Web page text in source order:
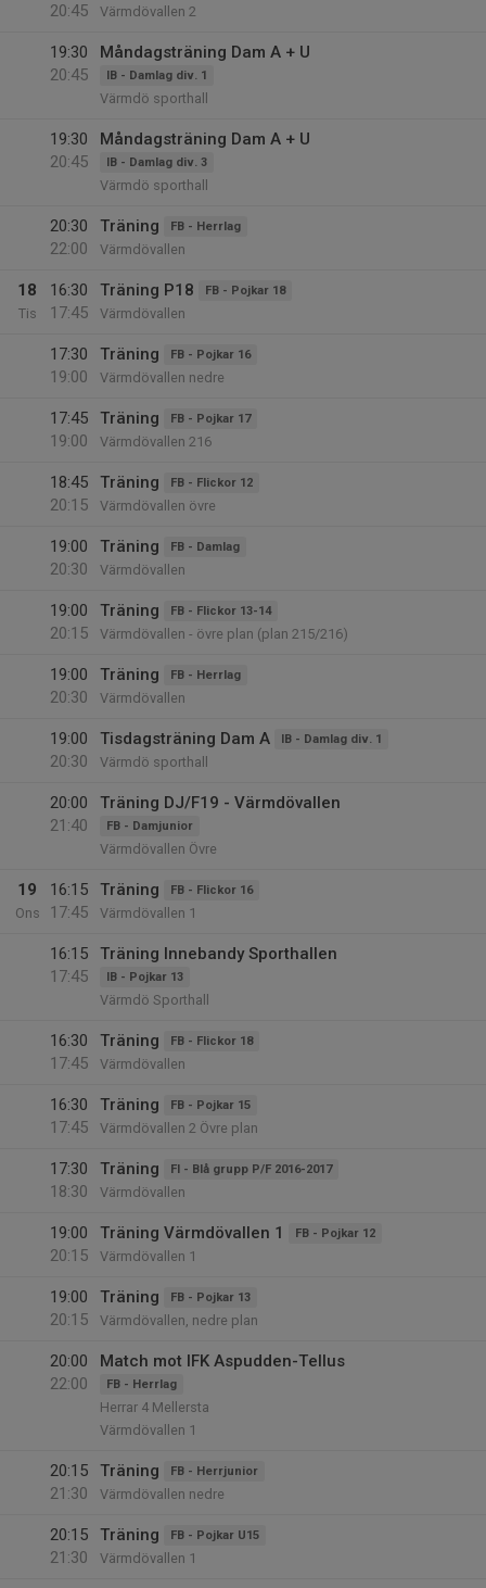
20:45
Värmdövallen 2
19:30
20:45
Måndagsträning Dam A + U
IB - Damlag div. 1
Värmdö sporthall
19:30
20:45
Måndagsträning Dam A + U
IB - Damlag div. 3
Värmdö sporthall
20:30
22:00
Träning FB - Herrlag
Värmdövallen
18
Tis
16:30
17:45
Träning P18 FB - Pojkar 18
Värmdövallen
17:30
19:00
Träning FB - Pojkar 16
Värmdövallen nedre
17:45
19:00
Träning FB - Pojkar 17
Värmdövallen 216
18:45
20:15
Träning FB - Flickor 12
Värmdövallen övre
19:00
20:30
Träning FB - Damlag
Värmdövallen
19:00
20:15
Träning FB - Flickor 13-14
Värmdövallen - övre plan (plan 215/216)
19:00
20:30
Träning FB - Herrlag
Värmdövallen
19:00
20:30
Tisdagsträning Dam A IB - Damlag div. 1
Värmdö sporthall
20:00
21:40
Träning DJ/F19 - Värmdövallen
FB - Damjunior
Värmdövallen Övre
19
Ons
16:15
17:45
Träning FB - Flickor 16
Värmdövallen 1
16:15
17:45
Träning Innebandy Sporthallen
IB - Pojkar 13
Värmdö Sporthall
16:30
17:45
Träning FB - Flickor 18
Värmdövallen
16:30
17:45
Träning FB - Pojkar 15
Värmdövallen 2 Övre plan
17:30
18:30
Träning FI - Blå grupp P/F 2016-2017
Värmdövallen
19:00
20:15
Träning Värmdövallen 1 FB - Pojkar 12
Värmdövallen 1
19:00
20:15
Träning FB - Pojkar 13
Värmdövallen, nedre plan
20:00
22:00
Match mot IFK Aspudden-Tellus
FB - Herrlag
Herrar 4 Mellersta
Värmdövallen 1
20:15
21:30
Träning FB - Herrjunior
Värmdövallen nedre
20:15
21:30
Träning FB - Pojkar U15
Värmdövallen 1